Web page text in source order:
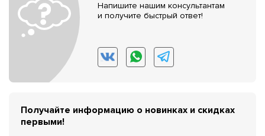
Напишите нашим консультантам
и получите быстрый ответ!
Получайте информацию о новинках и скидках
первыми!